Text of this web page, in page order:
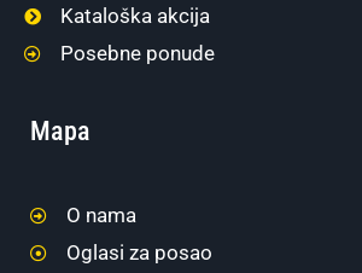
Kataloška akcija
Posebne ponude
Mapa
O nama
Oglasi za posao